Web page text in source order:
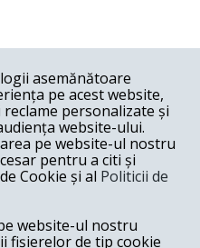
asemănătoare
pe acest website,
personalizate și
website-ului.
pe website-ul nostru
pentru a citi și
Cookie și al Politicii de
website-ul nostru
fișierelor de tip cookie